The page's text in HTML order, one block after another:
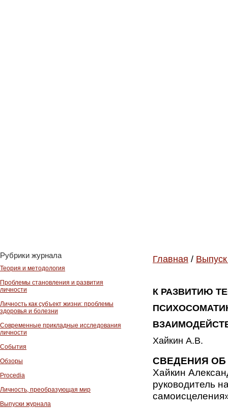
Рубрики журнала
Теория и методология
Проблемы становления и развития
личности
Личность как субъект жизни: проблемы
здоровья и болезни
Современные прикладные исследования
личности
События
Обзоры
Procedia
Личность, преобразующая мир
Выпуски журнала
Главная /
К РАЗВИТИЮ
Хайкин А.В.
СВЕДЕНИЯ ОБ
Хайкин
руководитель